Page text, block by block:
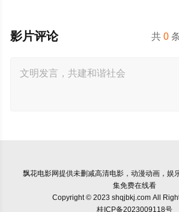
共0
影片评论
飘花电影网提供未删减高清电影，动漫动画，娱
集免费在线看
Copyright © 2023 shqjbkj.com All
桂ICP备2023009118号